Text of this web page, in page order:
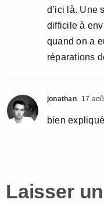
d’ici là. Une
difficile à
quand on a
réparations
jonathan 17
bien
Laisser